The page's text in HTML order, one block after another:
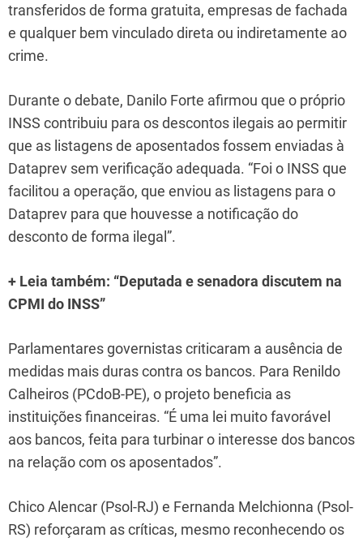
transferidos de forma gratuita, empresas de fachada
e qualquer bem vinculado direta ou indiretamente ao
crime.
Durante o debate, Danilo Forte afirmou que o próprio
INSS contribuiu para os descontos ilegais ao permitir
que as listagens de aposentados fossem enviadas à
Dataprev sem verificação adequada. “Foi o INSS que
facilitou a operação, que enviou as listagens para o
Dataprev para que houvesse a notificação do
desconto de forma ilegal”.
+ Leia também: “Deputada e senadora discutem na
CPMI do INSS”
Parlamentares governistas criticaram a ausência de
medidas mais duras contra os bancos. Para Renildo
Calheiros (PCdoB-PE), o projeto beneficia as
instituições financeiras. “É uma lei muito favorável
aos bancos, feita para turbinar o interesse dos bancos
na relação com os aposentados”.
Chico Alencar (Psol-RJ) e Fernanda Melchionna (Psol-
RS) reforçaram as críticas, mesmo reconhecendo os